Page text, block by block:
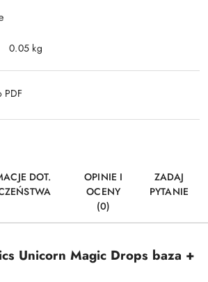
0.05 kg
PDF
DOT.
OPINIE I
OCENY
(0)
ZADAJ
PYTANIE
Unicorn Magic Drops baza +